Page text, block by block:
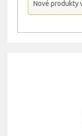
Nové produkty